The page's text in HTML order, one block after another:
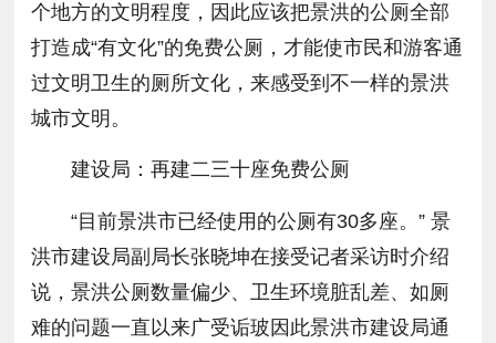
个地方的文明程度，因此应该把景洪的公厕全部
打造成“有文化”的免费公厕，才能使市民和游客通
过文明卫生的厕所文化，来感受到不一样的景洪
城市文明。
建设局：再建二三十座免费公厕
“目前景洪市已经使用的公厕有30多座。” 景
洪市建设局副局长张晓坤在接受记者采访时介绍
说，景洪公厕数量偏少、卫生环境脏乱差、如厕
难的问题一直以来广受诟玻因此景洪市建设局通